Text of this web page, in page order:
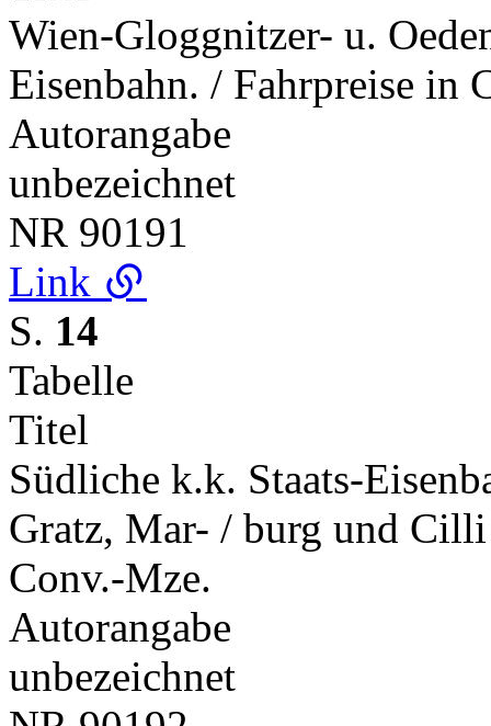
Wien-Gloggnitzer- u.
Eisenbahn. / Fahrpreise in
Autorangabe
unbezeichnet
NR 90191
Link
S. 14
Tabelle
Titel
Südliche k.k. Staats-
Gratz, Mar- / burg und
Conv.-Mze.
Autorangabe
unbezeichnet